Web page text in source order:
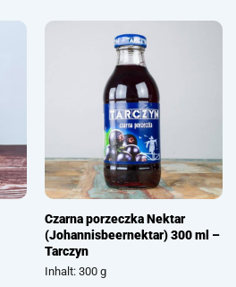
Czarna porzeczka Nektar
(Johannisbeernektar) 300 ml –
Tarczyn
Inhalt: 300 g